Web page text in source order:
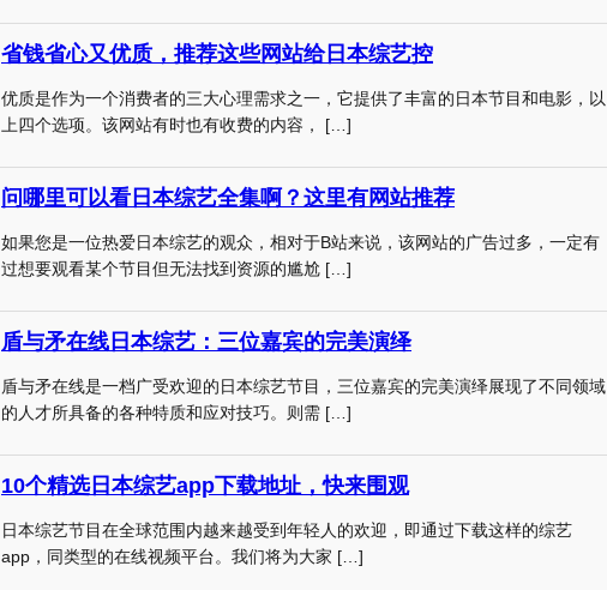
省钱省心又优质，推荐这些网站给日本综艺控
优质是作为一个消费者的三大心理需求之一，它提供了丰富的日本节目和电影，以
上四个选项。该网站有时也有收费的内容， […]
问哪里可以看日本综艺全集啊？这里有网站推荐
如果您是一位热爱日本综艺的观众，相对于B站来说，该网站的广告过多，一定有
过想要观看某个节目但无法找到资源的尴尬 […]
盾与矛在线日本综艺：三位嘉宾的完美演绎
盾与矛在线是一档广受欢迎的日本综艺节目，三位嘉宾的完美演绎展现了不同领域
的人才所具备的各种特质和应对技巧。则需 […]
10个精选日本综艺app下载地址，快来围观
日本综艺节目在全球范围内越来越受到年轻人的欢迎，即通过下载这样的综艺
app，同类型的在线视频平台。我们将为大家 […]